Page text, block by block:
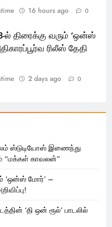
16 hours ago 0
திரைக்கு வரும் ‘ஒன்ஸ்
ரிலீஸ் தேதி
2 days ago 0
ஸ்டுடியோஸ் இணைந்து
“மக்கள் காவலன்”
‘ஒன்ஸ் மோர்’ –
‘தி ஒன் ரூல்’ பாடலில்